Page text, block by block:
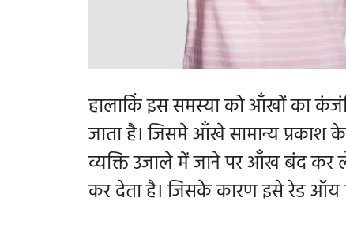
हालाकिं इस समस्या को आँखों का
जाता है। जिसमे आँखे सामान्य प्रकाश
व्यक्ति उजाले में जाने पर आँख बंद
कर देता है। जिसके कारण इसे रेड ऑय